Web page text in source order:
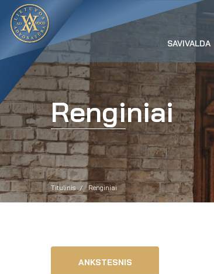
SAVIVALDA
Renginiai
Titulinis Renginiai
ANKSTESNIS